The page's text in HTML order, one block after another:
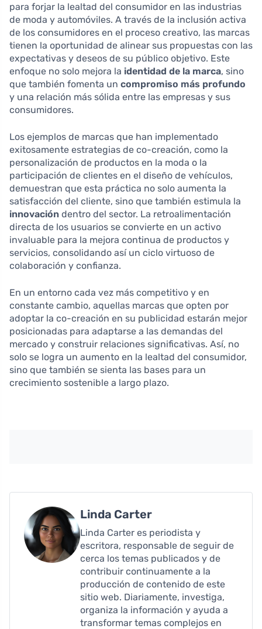
para forjar la lealtad del consumidor en las industrias
de moda y automóviles. A través de la inclusión activa
de los consumidores en el proceso creativo, las marcas
tienen la oportunidad de alinear sus propuestas con las
expectativas y deseos de su público objetivo. Este
enfoque no solo mejora la identidad de la marca, sino
que también fomenta un compromiso más profundo
y una relación más sólida entre las empresas y sus
consumidores.
Los ejemplos de marcas que han implementado
exitosamente estrategias de co-creación, como la
personalización de productos en la moda o la
participación de clientes en el diseño de vehículos,
demuestran que esta práctica no solo aumenta la
satisfacción del cliente, sino que también estimula la
innovación dentro del sector. La retroalimentación
directa de los usuarios se convierte en un activo
invaluable para la mejora continua de productos y
servicios, consolidando así un ciclo virtuoso de
colaboración y confianza.
En un entorno cada vez más competitivo y en
constante cambio, aquellas marcas que opten por
adoptar la co-creación en su publicidad estarán mejor
posicionadas para adaptarse a las demandas del
mercado y construir relaciones significativas. Así, no
solo se logra un aumento en la lealtad del consumidor,
sino que también se sienta las bases para un
crecimiento sostenible a largo plazo.
Linda Carter
Linda Carter es periodista y
escritora, responsable de seguir de
cerca los temas publicados y de
contribuir continuamente a la
producción de contenido de este
sitio web. Diariamente, investiga,
organiza la información y ayuda a
transformar temas complejos en